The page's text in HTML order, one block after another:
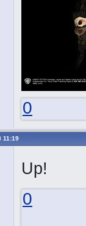
0
11:19
Up!
0